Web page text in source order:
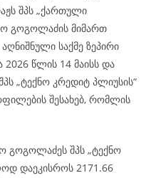
შპს „ქართული
გოგოლაძის მიმართ
საქმე ზეპირი
2026 წლის 14 მაისს და
„ტექნო კრედიტ პლიუსის“
შესახებ, რომლის
გოგოლაძეს შპს „ტექნო
დაეკისროს 2171.66